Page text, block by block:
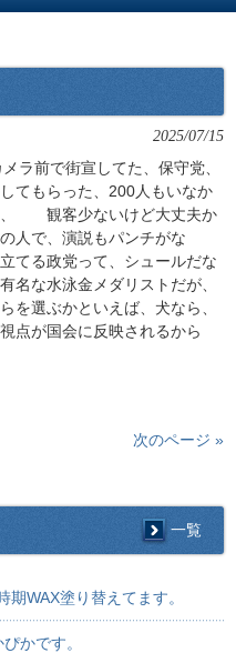
2025/07/15
ラ前で街宣してた、保守党、
てもらった、200人もいなか
、 観客少ないけど大丈夫か
人で、演説もパンチがな
てる政党って、シュールだな
名な水泳金メダリストだが、
を選ぶかといえば、犬なら、
点が国会に反映されるから
次のページ »
一覧
WAX塗り替えてます。
かです。